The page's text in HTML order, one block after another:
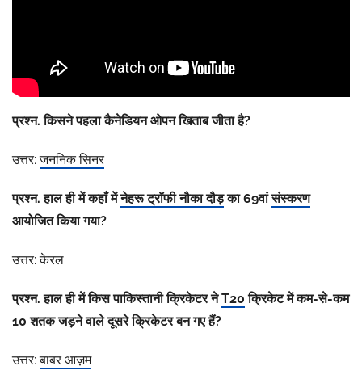
प्रश्न. किसने पहला कैनेडियन ओपन खिताब जीता है?
उत्तर:जननिक सिनर
प्रश्न. हाल ही में कहाँ मेंनेहरू ट्रॉफी नौका दौड़का 69वांसंस्करण
आयोजित किया गया?
उत्तर: केरल
प्रश्न. हाल ही में किस पाकिस्तानी क्रिकेटर नेT20 क्रिकेट में कम-से-कम
10 शतक जड़ने वाले दूसरे क्रिकेटर बन गए हैं?
उत्तर:बाबर आज़म